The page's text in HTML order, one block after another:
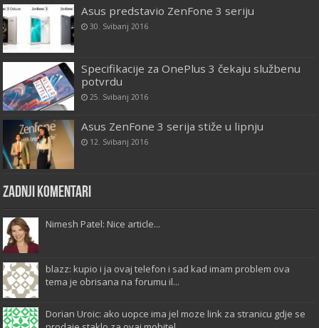
Asus predstavio ZenFone 3 seriju
30. Svibanj 2016
Specifikacije za OnePlus 3 čekaju službenu
potvrdu
25. Svibanj 2016
Asus ZenFone 3 serija stiže u lipnju
12. Svibanj 2016
Zadnji komentari
Nimesh Patel: Nice article...
blazz: kupio i ja ovaj telefon i sad kad imam problem ova
tema je obrisana na forumu il...
Dorian Uroic: ako uopce ima jel moze link za stranicu gdje se